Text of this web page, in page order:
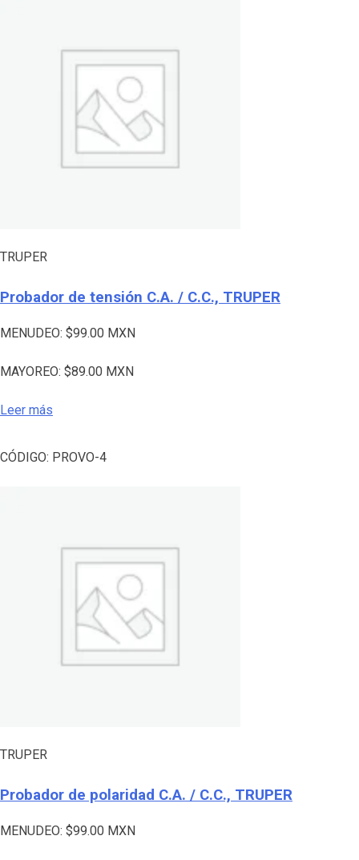
TRUPER
Probador de tensión C.A. / C.C., TRUPER
MENUDEO: $99.00 MXN
MAYOREO: $89.00 MXN
Leer más
CÓDIGO: PROVO-4
TRUPER
Probador de polaridad C.A. / C.C., TRUPER
MENUDEO: $99.00 MXN